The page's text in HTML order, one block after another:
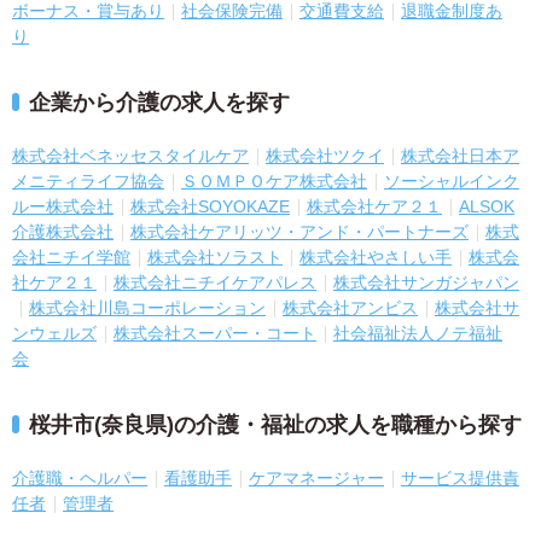
ボーナス・賞与あり
社会保険完備 交通費支給
退職金制度あ
り
企業から介護の求人を探す
株式会社ベネッセスタイルケア 株式会社ツクイ
株式会社日本ア
メニティライフ協会
ＳＯＭＰＯケア株式会社
ソーシャルインク
ルー株式会社
株式会社SOYOKAZE 株式会社ケア２１
ALSOK
介護株式会社
株式会社ケアリッツ・アンド・パートナーズ
株式
会社ニチイ学館
株式会社ソラスト 株式会社やさしい手
株式会
社ケア２１
株式会社ニチイケアパレス
株式会社サンガジャパン
株式会社川島コーポレーション
株式会社アンビス
株式会社サ
ンウェルズ
株式会社スーパー・コート
社会福祉法人ノテ福祉
会
桜井市(奈良県)の介護・福祉の求人を職種から探す
介護職・ヘルパー 看護助手 ケアマネージャー
サービス提供責
任者
管理者